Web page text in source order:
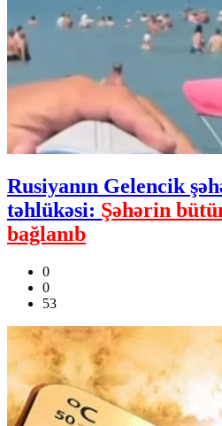
Rusiyanın Gelencik
təhlükəsi: Şəhərin
bağlanıb
0
0
53